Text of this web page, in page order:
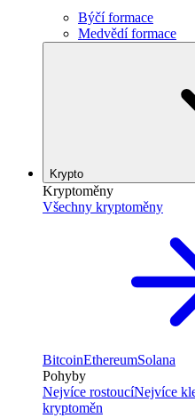
Býčí formace
Medvědí formace
Krypto
Kryptoměny
Všechny kryptoměny
BitcoinEthereumSolana
Pohyby
Nejvíce rostoucíNejvíce
kryptoměn